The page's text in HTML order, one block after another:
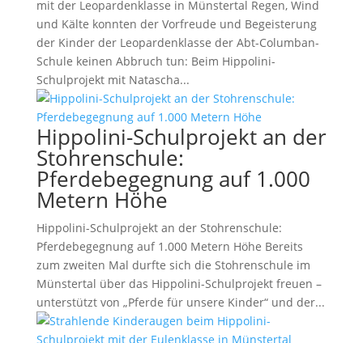
mit der Leopardenklasse in Münstertal Regen, Wind
und Kälte konnten der Vorfreude und Begeisterung
der Kinder der Leopardenklasse der Abt-Columban-
Schule keinen Abbruch tun: Beim Hippolini-
Schulprojekt mit Natascha...
Hippolini-Schulprojekt an der
Stohrenschule:
Pferdebegegnung auf 1.000
Metern Höhe
Hippolini-Schulprojekt an der Stohrenschule:
Pferdebegegnung auf 1.000 Metern Höhe Bereits
zum zweiten Mal durfte sich die Stohrenschule im
Münstertal über das Hippolini-Schulprojekt freuen –
unterstützt von „Pferde für unsere Kinder“ und der...